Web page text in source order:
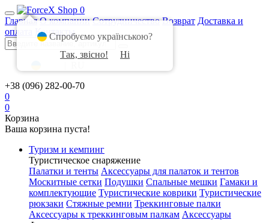
0
Главная О компании Сотрудничество Возврат Доставка и
оплата
Контакты
+38 (096) 282-00-70
0
0
Корзина
Ваша корзина пуста!
Туризм и кемпинг
Туристическое снаряжение
Палатки и тенты Аксессуары для палаток и тентов
Москитные сетки Подушки Спальные мешки Гамаки и
комплектующие Туристические коврики Туристические
рюкзаки Стяжные ремни Треккинговые палки
Аксессуары к треккинговым палкам Аксессуары
Спробуємо українською?
Так, звісно!
Ні